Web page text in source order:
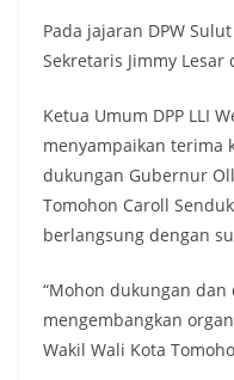
Pada jajaran DPW
Sekretaris Jimmy
Ketua Umum DPP LLI
menyampaikan terima
dukungan Gubernur
Tomohon Caroll
berlangsung dengan
“Mohon dukungan
mengembangkan
Wakil Wali Kota